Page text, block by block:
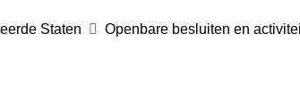
Staten Openbare besluiten en